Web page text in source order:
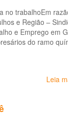
trabalhoEm
e Região –
e Emprego em
do ramo
Leia